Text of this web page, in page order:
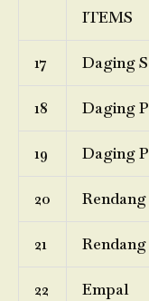
ITEMS
17 Daging
18 Daging
19 Daging
20 Rendang
21
22 Empal